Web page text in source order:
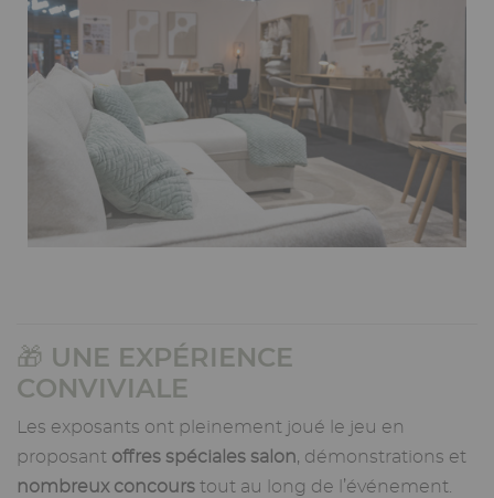
🎁 UNE EXPÉRIENCE
CONVIVIALE
Les exposants ont pleinement joué le jeu en
proposant offres spéciales salon, démonstrations et
nombreux concours tout au long de l’événement.